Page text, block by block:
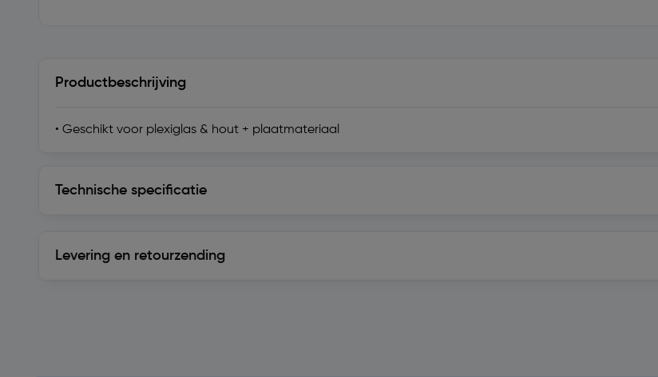
Productbeschrijving
• Geschikt voor plexiglas & hout + plaatmateriaal
Technische specificatie
Levering en retourzending